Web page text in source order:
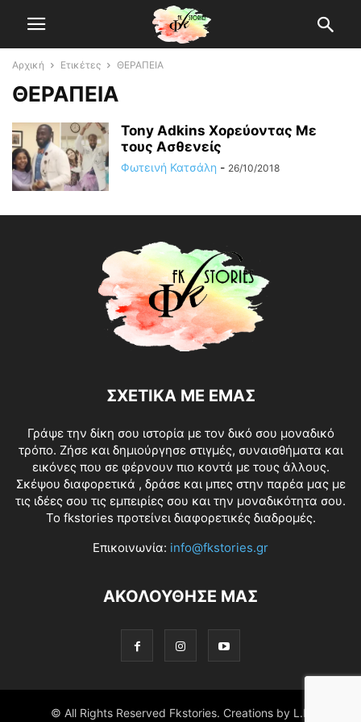
Αρχική Ετικέτες ΘΕΡΑΠΕΙΑ
ΘΕΡΑΠΕΙΑ
Tony Adkins Χορεύοντας Με
τους Ασθενείς
Φωτεινή Κατσάλη - 26/10/2018
ΣΧΕΤΙΚΑ ΜΕ ΕΜΑΣ
Γράψε την δίκη σου ιστορία με τον δικό σου μοναδικό
τρόπο. Ζήσε και δημιούργησε στιγμές, συναισθήματα και
εικόνες που σε φέρνουν πιο κοντά με τους άλλους.
Σκέψου διαφορετικά , δράσε και μπες στην παρέα μας με
τις ιδέες σου τις εμπειρίες σου και την μοναδικότητα σου.
Το fkstories προτείνει διαφορετικές διαδρομές.
Επικοινωνία: info@fkstories.gr
ΑΚΟΛΟΥΘΗΣΕ ΜΑΣ
© All Rights Reserved Fkstories. Creations by L.K